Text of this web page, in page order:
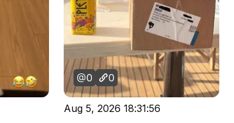
0 0
Aug 5, 2026 18:31:56